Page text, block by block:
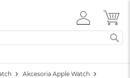
ZALOGUJ
SIĘ
Akcesoria Apple Watch